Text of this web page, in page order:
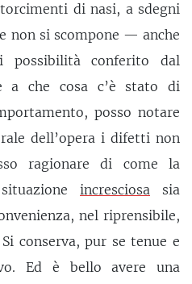
di nasi, a sdegni
non si scompone — anche
conferito dal
a che cosa c’è stato di
posso notare
dell’opera i difetti non
ragionare di come la
incresciosa sia
nel riprensibile,
conserva, pur se tenue e
Ed è bello avere una